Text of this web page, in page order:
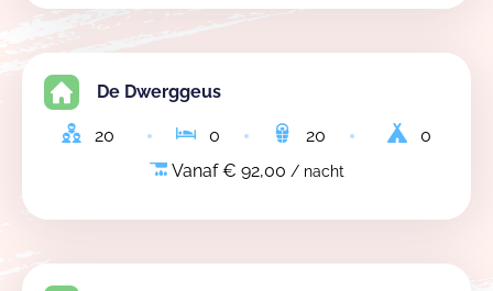
De Dwerggeus
20 0 20
0
Vanaf € 92,00 / nacht